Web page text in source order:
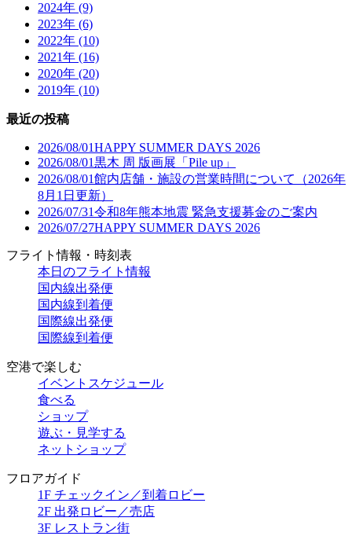
2024年 (9)
2023年 (6)
2022年 (10)
2021年 (16)
2020年 (20)
2019年 (10)
最近の投稿
2026/08/01HAPPY SUMMER DAYS 2026
2026/08/01黒木 周 版画展「Pile up」
2026/08/01館内店舗・施設の営業時間について（2026年
8月1日更新）
2026/07/31令和8年熊本地震 緊急支援募金のご案内
2026/07/27HAPPY SUMMER DAYS 2026
フライト情報・時刻表
本日のフライト情報
国内線出発便
国内線到着便
国際線出発便
国際線到着便
空港で楽しむ
イベントスケジュール
食べる
ショップ
遊ぶ・見学する
ネットショップ
フロアガイド
1F チェックイン／到着ロビー
2F 出発ロビー／売店
3F レストラン街